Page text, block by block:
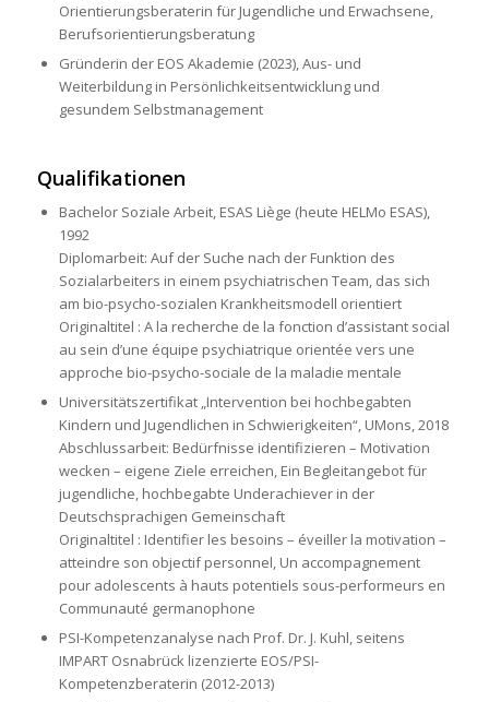
Orientierungsberaterin für Jugendliche und Erwachsene,
Berufsorientierungsberatung
Gründerin der EOS Akademie (2023), Aus- und
Weiterbildung in Persönlichkeitsentwicklung und
gesundem Selbstmanagement
Qualifikationen
Bachelor Soziale Arbeit, ESAS Liège (heute HELMo ESAS),
1992
Diplomarbeit: Auf der Suche nach der Funktion des
Sozialarbeiters in einem psychiatrischen Team, das sich
am bio-psycho-sozialen Krankheitsmodell orientiert
Originaltitel : A la recherche de la fonction d’assistant social
au sein d’une équipe psychiatrique orientée vers une
approche bio-psycho-sociale de la maladie mentale
Universitätszertifikat „Intervention bei hochbegabten
Kindern und Jugendlichen in Schwierigkeiten“, UMons, 2018
Abschlussarbeit: Bedürfnisse identifizieren – Motivation
wecken – eigene Ziele erreichen, Ein Begleitangebot für
jugendliche, hochbegabte Underachiever in der
Deutschsprachigen Gemeinschaft
Originaltitel : Identifier les besoins – éveiller la motivation –
atteindre son objectif personnel, Un accompagnement
pour adolescents à hauts potentiels sous-performeurs en
Communauté germanophone
PSI-Kompetenzanalyse nach Prof. Dr. J. Kuhl, seitens
IMPART Osnabrück lizenzierte EOS/PSI-
Kompetenzberaterin (2012-2013)